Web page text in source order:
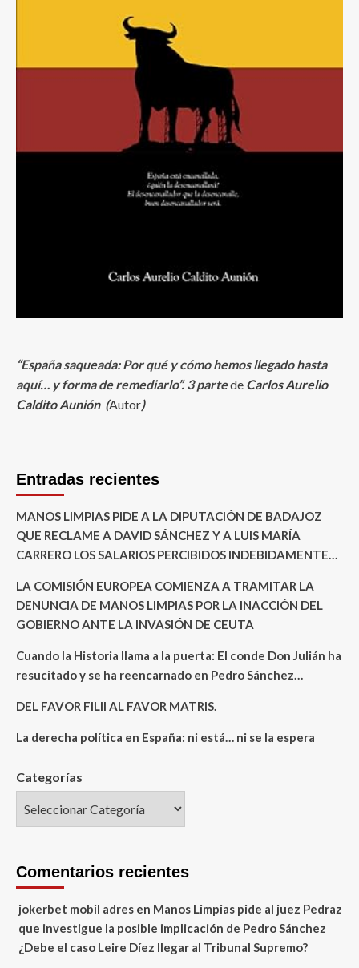
“España saqueada: Por qué y cómo hemos llegado hasta
aquí… y forma de remediarlo”. 3 partede Carlos Aurelio
Caldito Aunión (Autor)
Entradas recientes
MANOS LIMPIAS PIDE A LA DIPUTACIÓN DE BADAJOZ
QUE RECLAME A DAVID SÁNCHEZ Y A LUIS MARÍA
CARRERO LOS SALARIOS PERCIBIDOS INDEBIDAMENTE…
LA COMISIÓN EUROPEA COMIENZA A TRAMITAR LA
DENUNCIA DE MANOS LIMPIAS POR LA INACCIÓN DEL
GOBIERNO ANTE LA INVASIÓN DE CEUTA
Cuando la Historia llama a la puerta: El conde Don Julián ha
resucitado y se ha reencarnado en Pedro Sánchez…
DEL FAVOR FILII AL FAVOR MATRIS.
La derecha política en España: ni está… ni se la espera
Categorías
Comentarios recientes
jokerbet mobil adres en Manos Limpias pide al juez Pedraz
que investigue la posible implicación de Pedro Sánchez
¿Debe el caso Leire Díez llegar al Tribunal Supremo?